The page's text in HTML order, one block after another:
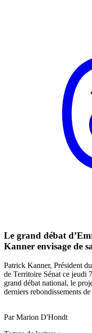
Le grand débat
Kanner envisage de
Patrick Kanner, Président
de Territoire Sénat ce jeudi
grand débat national, le
derniers rebondissements
Par Marion D'Hondt